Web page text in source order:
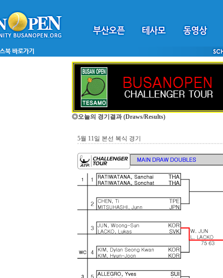
◎오늘의 경기결과 (Draws/Results)
5월 11일 본선 복식 경기